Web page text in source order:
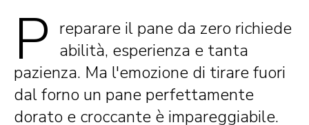
P reparare il pane da zero richiede
abilità, esperienza e tanta
pazienza. Ma l'emozione di tirare fuori
dal forno un pane perfettamente
dorato e croccante è impareggiabile.